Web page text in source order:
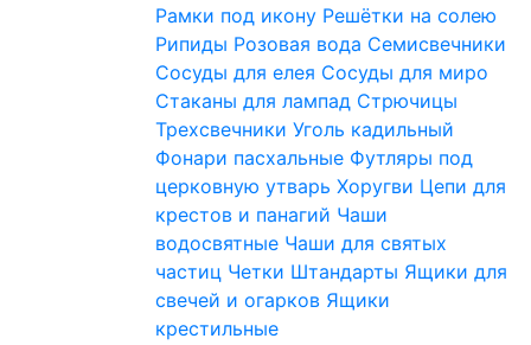
Рамки под икону Решётки на солею
Рипиды Розовая вода Семисвечники
Сосуды для елея Сосуды для миро
Стаканы для лампад Стрючицы
Трехсвечники Уголь кадильный
Фонари пасхальные Футляры под
церковную утварь Хоругви Цепи для
крестов и панагий Чаши
водосвятные Чаши для святых
частиц Четки Штандарты Ящики для
свечей и огарков Ящики
крестильные